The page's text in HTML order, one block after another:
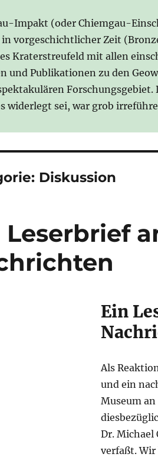
Impakt (oder Chiemgau-
vorgeschichtlicher Zeit
Kraterstreufeld mit allen
und Publikationen zu den
widerlegt sei, war grob
Diskussion
Leserbrief
Ein
Als
und ein
Museum
Dr. Michael
verfaßt. Wir